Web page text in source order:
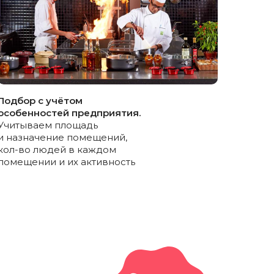
с учётом
предприятия.
площадь
назначение помещений,
во людей в каждом
и их активность
обработки персональных
на их обработку
прайс-лист